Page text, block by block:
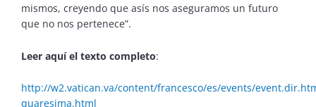
mismos, creyendo que asís nos aseguramos un futuro
que no nos pertenece”.
Leer aquí el texto completo:
http://w2.vatican.va/content/francesco/es/events/
quaresima.html